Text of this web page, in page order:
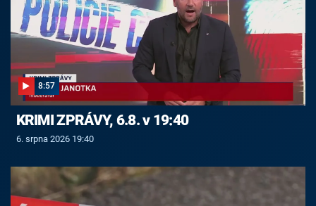
8:57
KRIMI ZPRÁVY, 6.8. v 19:40
6. srpna 2026 19:40